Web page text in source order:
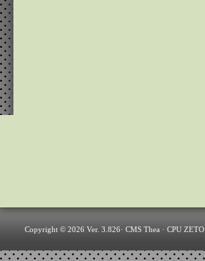
Copyright © 2026 Ver. 3.826· CMS Thea · CPU ZETO